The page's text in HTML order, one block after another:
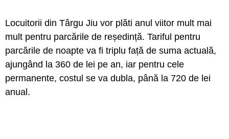
Locuitorii din Târgu Jiu vor plăti anul viitor mult mai
mult pentru parcările de reședință. Tariful pentru
parcările de noapte va fi triplu față de suma actuală,
ajungând la 360 de lei pe an, iar pentru cele
permanente, costul se va dubla, până la 720 de lei
anual.